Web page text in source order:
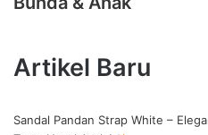
Artikel Baru
Sandal Pandan Strap White –